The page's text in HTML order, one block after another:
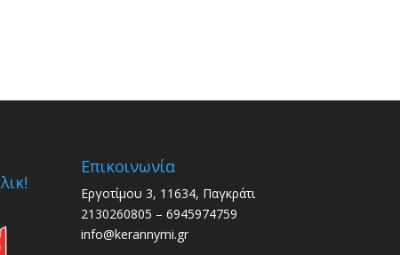
Επικοινωνία
Εργοτίμου 3, 11634, Παγκράτι
2130260805 – 6945974759
info@kerannymi.gr